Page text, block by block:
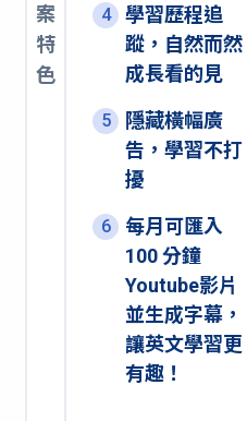
案
特
色
4
學習歷程追
蹤，自然而然
成長看的見
5
隱藏橫幅廣
告，學習不打
擾
6
每月可匯入
100 分鐘
Youtube影片
並生成字幕，
讓英文學習更
有趣！